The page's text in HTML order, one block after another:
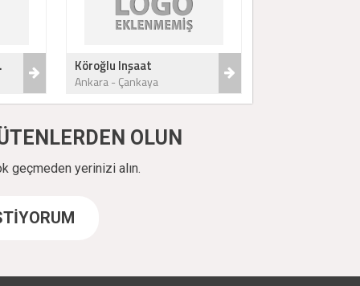
Köroğlu Inşaat
Ankara - Çankaya
OLUN
geçmeden yerinizi alın.